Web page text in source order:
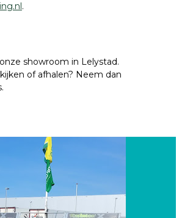
.
showroom in Lelystad.
of afhalen? Neem dan